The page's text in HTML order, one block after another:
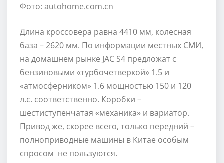
Фото: autohome.com.cn
Длина кроссовера равна 4410 мм, колесная
база – 2620 мм. По информации местных СМИ,
на домашнем рынке JAC S4 предложат с
бензиновыми «турбочетверкой» 1.5 и
«атмосферником» 1.6 мощностью 150 и 120
л.с. соответственно. Коробки –
шестиступенчатая «механика» и вариатор.
Привод же, скорее всего, только передний –
полноприводные машины в Китае особым
спросом не пользуются.